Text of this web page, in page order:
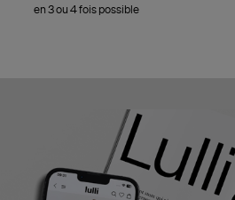
en 3 ou 4 fois possible